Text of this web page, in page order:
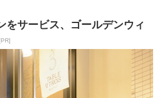
をサービス、ゴールデンウィ
[PR]